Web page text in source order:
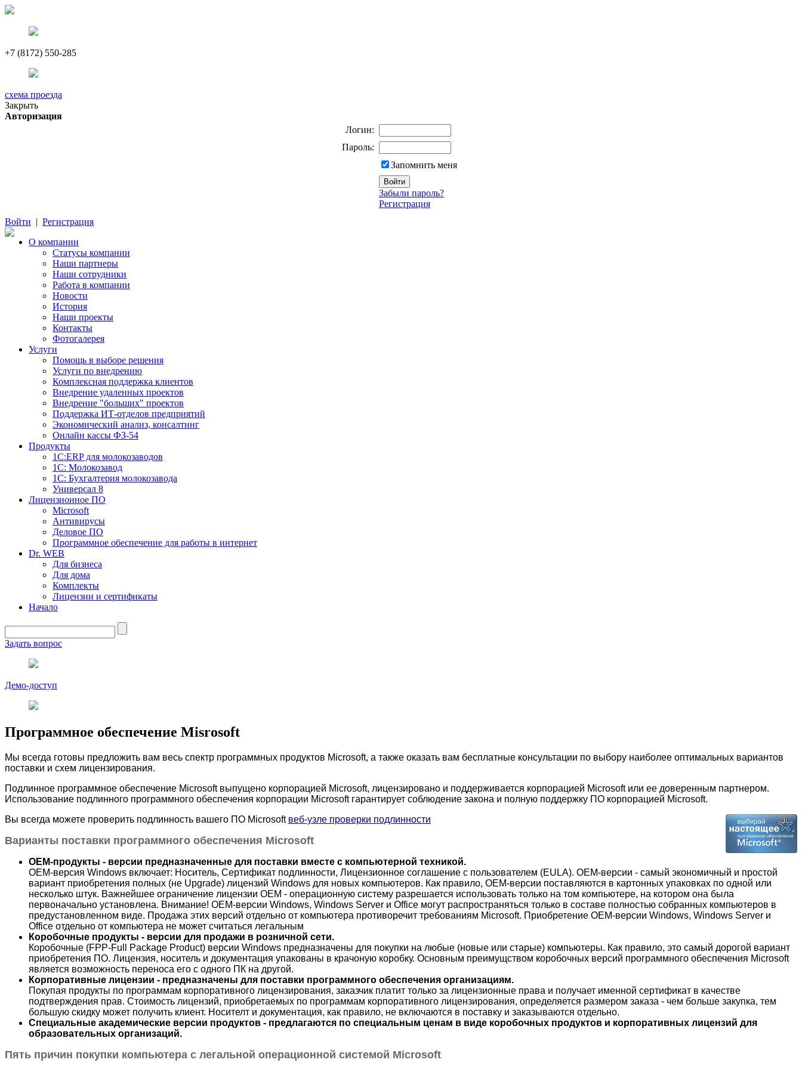
+7 (8172) 550-285
схема проезда
Закрыть
Авторизация
Логин:
Пароль:
Запомнить меня
Забыли пароль?
Регистрация
Войти | Регистрация
О компании
Cтатусы компании
Наши партнеры
Наши сотрудники
Работа в компании
Новости
История
Наши проекты
Контакты
Фотогалерея
Услуги
Помощь в выборе решения
Услуги по внедрению
Комплексная поддержка клиентов
Внедрение удаленных проектов
Внедрение "больших" проектов
Поддержка ИТ-отделов предприятий
Экономический анализ, консалтинг
Онлайн кассы ФЗ-54
Продукты
1С:ERP для молокозаводов
1C: Молокозавод
1С: Бухгалтерия молокозавода
Универсал 8
Лицензионное ПО
Microsoft
Антивирусы
Деловое ПО
Программное обеспечение для работы в интернет
Dr. WEB
Для бизнеса
Для дома
Комплекты
Лицензии и сертификаты
Начало
Задать вопрос
Демо-доступ
Программное обеспечение Misrosoft
Мы всегда готовы предложить вам весь спектр программных продуктов Microsoft, а также оказать вам бесплатные консультации по выбору наиболее оптимальных вариантов
поставки и схем лицензирования.
Подлинное программное обеспечение Microsoft выпущено корпорацией Microsoft, лицензировано и поддерживается корпорацией Microsoft или ее доверенным партнером.
Использование подлинного программного обеспечения корпорации Microsoft гарантирует соблюдение закона и полную поддержку ПО корпорацией Microsoft.
Вы всегда можете проверить подлинность вашего ПО Microsoft веб-узле проверки подлинности
Варианты поставки программного обеспечения Microsoft
OEM-продукты - версии предназначенные для поставки вместе с компьютерной техникой.
ОЕМ-версия Windows включает: Носитель, Сертификат подлинности, Лицензионное соглашение с пользователем (EULA). OEM-версии - самый экономичный и простой
вариант приобретения полных (не Upgrade) лицензий Windows для новых компьютеров. Как правило, ОЕМ-версии поставляются в картонных упаковках по одной или
несколько штук. Важнейшее ограничение лицензии ОЕМ - операционную систему разрешается использовать только на том компьютере, на котором она была
первоначально установлена. Внимание! ОЕМ-версии Windows, Windows Server и Office могут распространяться только в составе полностью собранных компьютеров в
предустановленном виде. Продажа этих версий отдельно от компьютера противоречит требованиям Microsoft. Приобретение ОЕМ-версии Windows, Windows Server и
Office отдельно от компьютера не может считаться легальным
Коробочные продукты - версии для продажи в розничной сети.
Коробочные (FPP-Full Package Product) версии Windows предназначены для покупки на любые (новые или старые) компьютеры. Как правило, это самый дорогой вариант
приобретения ПО. Лицензия, носитель и документация упакованы в крачоную коробку. Основным преимущством коробочных версий программного обеспечения Microsoft
является возможность переноса его с одного ПК на другой.
Корпоративные лицензии - предназначены для поставки программного обеспечения организациям.
Покупая продукты по программам корпоративного лицензирования, заказчик платит только за лицензионные права и получает именной сертификат в качестве
подтверждения прав. Стоимость лицензий, приобретаемых по программам корпоративного лицензирования, определяется размером заказа - чем больше закупка, тем
большую скидку может получить клиент. Носителт и документация, как правило, не включаются в поставку и заказываются отдельно.
Специальные академические версии продуктов - предлагаются по специальным ценам в виде коробочных продуктов и корпоративных лицензий для
образовательных организаций.
Пять причин покупки компьютера с легальной операционной системой Microsoft